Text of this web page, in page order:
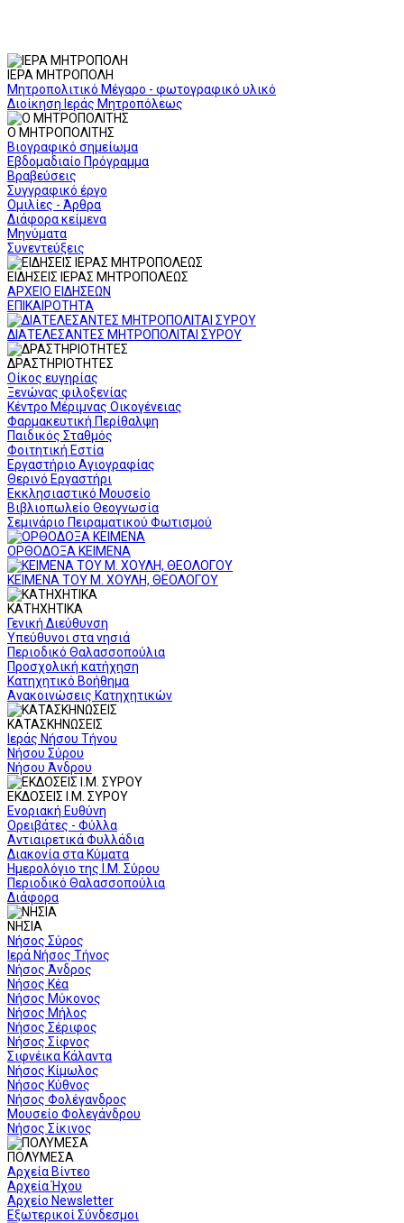
ΙΕΡΑ ΜΗΤΡΟΠΟΛΗ
Μητροπολιτικό Μέγαρο - φωτογραφικό υλικό
Διοίκηση Ιεράς Μητροπόλεως
Ο ΜΗΤΡΟΠΟΛΙΤΗΣ
Βιογραφικό σημείωμα
Εβδομαδιαίο Πρόγραμμα
Βραβεύσεις
Συγγραφικό έργο
Ομιλίες - Άρθρα
Διάφορα κείμενα
Μηνύματα
Συνεντεύξεις
ΕΙΔΗΣΕΙΣ ΙΕΡΑΣ ΜΗΤΡΟΠΟΛΕΩΣ
ΑΡΧΕΙΟ ΕΙΔΗΣΕΩΝ
ΕΠΙΚΑΙΡΟΤΗΤΑ
ΔΙΑΤΕΛΕΣΑΝΤΕΣ ΜΗΤΡΟΠΟΛΙΤΑΙ ΣΥΡΟΥ
ΔΡΑΣΤΗΡΙΟΤΗΤΕΣ
Οίκος ευγηρίας
Ξενώνας φιλοξενίας
Κέντρο Μέριμνας Οικογένειας
Φαρμακευτική Περίθαλψη
Παιδικός Σταθμός
Φοιτητική Εστία
Εργαστήριο Αγιογραφίας
Θερινό Εργαστήρι
Εκκλησιαστικό Μουσείο
Βιβλιοπωλείο Θεογνωσία
Σεμινάριο Πειραματικού Φωτισμού
ΟΡΘΟΔΟΞΑ ΚΕΙΜΕΝΑ
ΚΕΙΜΕΝΑ ΤΟΥ Μ. ΧΟΥΛΗ, ΘΕΟΛΟΓΟΥ
ΚΑΤΗΧΗΤΙΚΑ
Γενική Διεύθυνση
Υπεύθυνοι στα νησιά
Περιοδικό Θαλασσοπούλια
Προσχολική κατήχηση
Κατηχητικό Βοήθημα
Ανακοινώσεις Κατηχητικών
ΚΑΤΑΣΚΗΝΩΣΕΙΣ
Ιεράς Νήσου Τήνου
Νήσου Σύρου
Νήσου Άνδρου
ΕΚΔΟΣΕΙΣ Ι.Μ. ΣΥΡΟΥ
Ενοριακή Ευθύνη
Ορειβάτες - Φύλλα
Αντιαιρετικά Φυλλάδια
Διακονία στα Κύματα
Ημερολόγιο της Ι.Μ. Σύρου
Περιοδικό Θαλασσοπούλια
Διάφορα
ΝΗΣΙΑ
Νήσος Σύρος
Ιερά Νήσος Τήνος
Νήσος Άνδρος
Νήσος Κέα
Νήσος Μύκονος
Νήσος Μήλος
Νήσος Σέριφος
Νήσος Σίφνος
Σιφνέικα Κάλαντα
Νήσος Κίμωλος
Νήσος Κύθνος
Νήσος Φολέγανδρος
Μουσείο Φολεγάνδρου
Νήσος Σίκινος
ΠΟΛΥΜΕΣΑ
Αρχεία Βίντεο
Αρχεία Ήχου
Αρχείο Newsletter
Εξωτερικοί Σύνδεσμοι